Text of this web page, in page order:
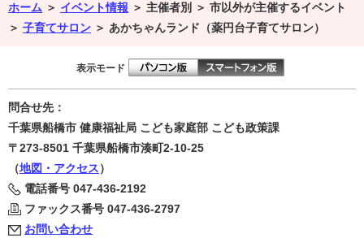
ホーム ＞ イベント情報 ＞ 主催者別 ＞ 市以外が主催するイベント
＞ 子育てサロン ＞ あかちゃんランド（薬円台子育てサロン）
表示モード
問合せ先：
千葉県船橋市 健康福祉局 こども家庭部 こども政策課
〒273-8501 千葉県船橋市湊町2-10-25
（地図・アクセス）
電話番号 047-436-2192
ファックス番号 047-436-2797
お問い合わせ